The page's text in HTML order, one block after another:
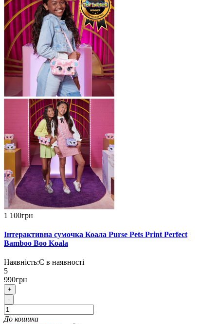
1 100грн
Інтерактивна сумочка Коала Purse Pets Print Perfect
Bamboo Boo Koala
Наявність:Є в наявності
5
990грн
+
-
До кошика